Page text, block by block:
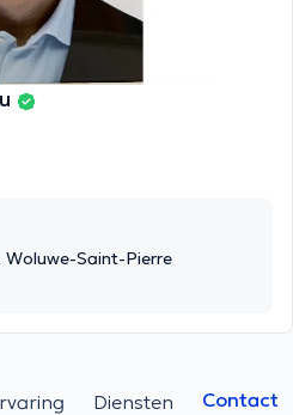
Woluwe-Saint-Pierre
Diensten Contact